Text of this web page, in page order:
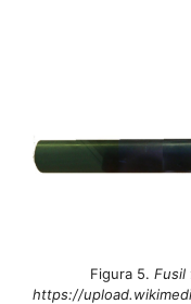
Figura 5. Fusil
https://